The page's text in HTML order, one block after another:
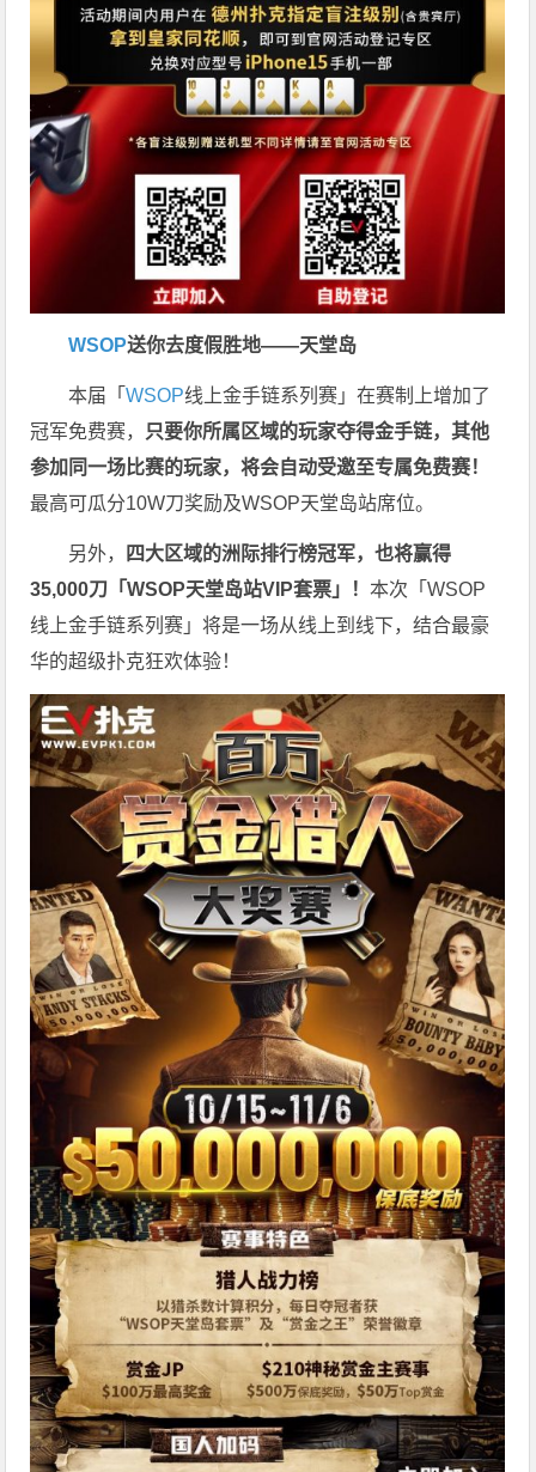
WSOP送你去度假胜地——天堂岛
本届「WSOP线上金手链系列赛」在赛制上增加了
冠军免费赛， 只要你所属区域的玩家夺得金手链，其他
参加同一场比赛的玩家，将会自动受邀至专属免费赛！
最高可瓜分10W刀奖励及WSOP天堂岛站席位。
另外，
四大区域的洲际排行榜冠军，也将赢得
35,000刀「WSOP天堂岛站VIP套票」！本次「WSOP
线上金手链系列赛」将是一场从线上到线下，结合最豪
华的超级扑克狂欢体验！